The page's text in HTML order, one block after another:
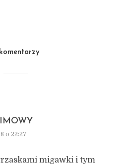
o 22:27
migawki i tym